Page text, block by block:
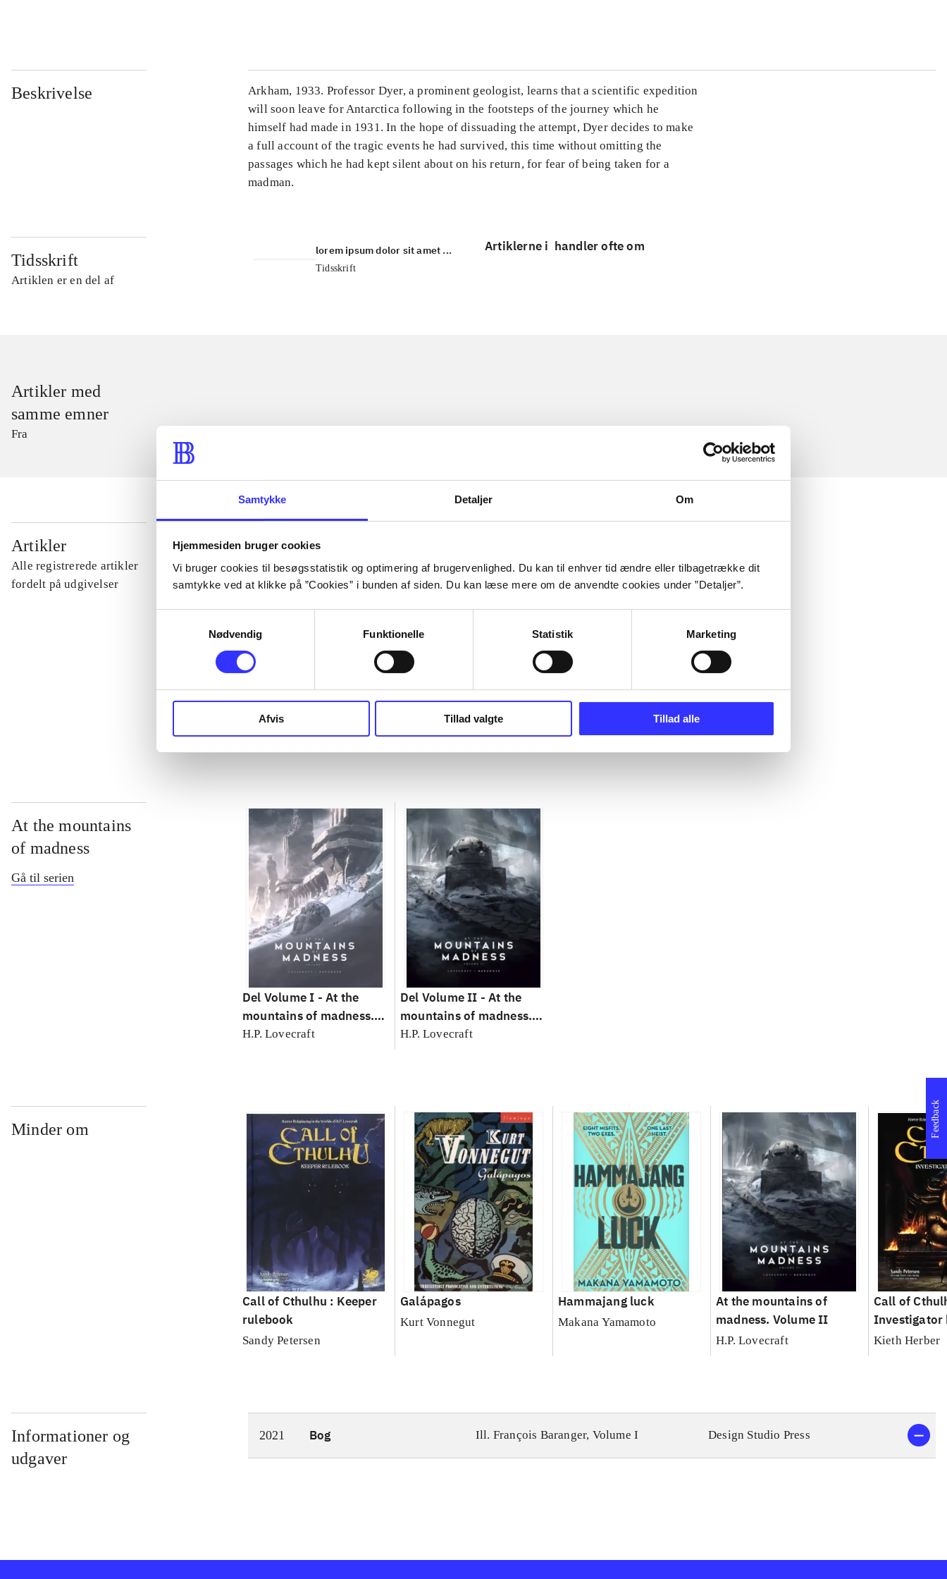
Samtykke Detaljer Om
Hjemmesiden bruger cookies
Vi bruger cookies til besøgsstatistik og optimering af brugervenlighed. Du kan til enhver tid ændre eller tilbagetrække dit
samtykke ved at klikke på ”Cookies” i bunden af siden. Du kan læse mere om de anvendte cookies under ”Detaljer”.
Nødvendig
Funktionelle Statistik Marketing
Afvis Tillad valgte Tillad alle
Beskrivelse
Arkham, 1933. Professor Dyer, a prominent geologist, learns that a scientific expedition
will soon leave for Antarctica following in the footsteps of the journey which he
himself had made in 1931. In the hope of dissuading the attempt, Dyer decides to make
a full account of the tragic events he had survived, this time without omitting the
passages which he had kept silent about on his return, for fear of being taken for a
madman.
Tidsskrift
Artiklen er en del af
lorem ipsum dolor sit amet ...
Tidsskrift
Artiklerne i handler ofte om
Artikler med
samme emner
Fra
Artikler
Alle registrerede artikler
fordelt på udgivelser
...
...
At the mountains
of madness
Gå til serien
Del Volume I - At the
mountains of madness.
Volume I
H.P. Lovecraft
Del Volume II -At the
mountains of madness.
Volume II
H.P. Lovecraft
Minder om
Call of Cthulhu : Keeper
rulebook
Sandy Petersen
Galápagos
Kurt Vonnegut
Hammajang luck
Makana Yamamoto
At the mountains of
madness. Volume II
H.P. Lovecraft
Call of
Investigator
Kieth Herber
Informationer og
udgaver
2021 Bog Ill. François Baranger, Volume I Design Studio Press
Feedback